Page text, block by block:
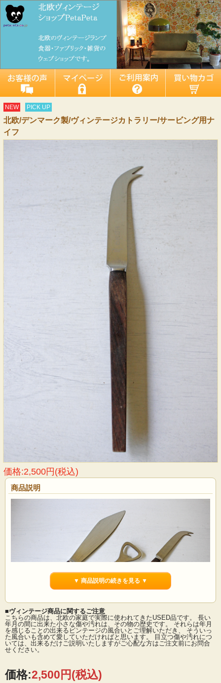
NEW PICK UP
北欧/デンマーク製/ヴィンテージカトラリー/サービング用ナ
イフ
価格:2,500円(税込)
商品説明
デンマークで見つけたチーク素材ののヴィンテージナイフです。フォルムもモダ
ンでおしゃれなデザインです。こちらは切り分けたチーズなどをサービングする
のにぴったりのナイフで個性的なのもおしゃれですね。
■製造国 ：デンマーク
■サイズ ：全長23cm
▼ 商品説明の続きを見る ▼
■ヴィンテージ商品に関するご注意
こちらの商品は、北欧の家庭で実際に使われてきたUSED品です。 長い
年月の間に出来た小さな傷や汚れは、その物の歴史です。 それらは年月
を感じることの出来るビンテージの風合いとご理解いただき、 そういっ
た風合いも含めて愛していただければと思います。 目立つ傷や汚れにつ
いては、出来るだけご説明いたしますがご心配な方はご注文前にお問合
せください。
価格:2,500円(税込)